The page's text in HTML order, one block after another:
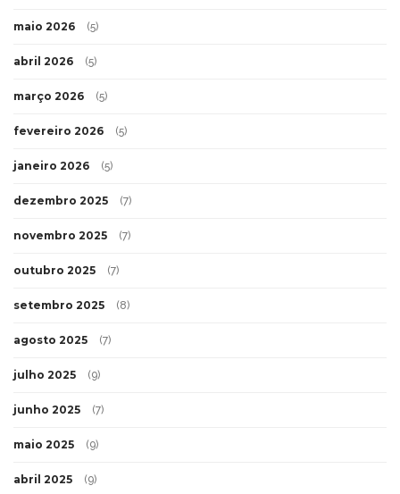
maio 2026 (5)
abril 2026 (5)
março 2026 (5)
fevereiro 2026 (5)
janeiro 2026 (5)
dezembro 2025 (7)
novembro 2025 (7)
outubro 2025 (7)
setembro 2025 (8)
agosto 2025 (7)
julho 2025 (9)
junho 2025 (7)
maio 2025 (9)
abril 2025 (9)